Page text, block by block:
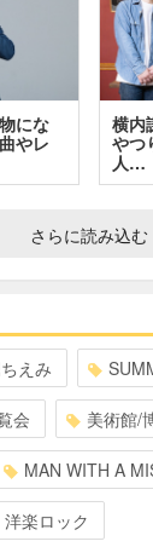
にな
やレ
横内
や
人…
さらに読み込む
えみ
会 美術館/
MAN WITH A
洋楽ロック